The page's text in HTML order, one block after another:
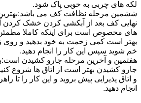
لکه های چربی به خوبی پاک شود.
ششمین مرحله نظافت کف می باشد:بهترین
نهایی کف بعد از آبکشی کردن خشک کردن
های مخصوص است برای اینکه کاملا
بهتر است کمی زحمت به خود بدهید و روی
خم شوید سپس این کار را انجام دهید.
هفتمین و آخرین مرحله جارو کشیدن
جارو کشیدن بهتر است از اتاق ها شروع
و اتاق پذیرایی پیش بروید و این کار را تا
انجام دهید.